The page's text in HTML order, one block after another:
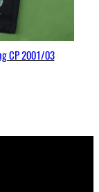
CP 2001/03